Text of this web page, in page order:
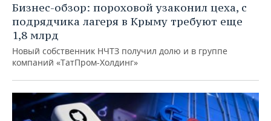
Бизнес-обзор: пороховой узаконил цеха, с
подрядчика лагеря в Крыму требуют еще
1,8 млрд
Новый собственник НЧТЗ получил долю и в группе
компаний «ТатПром-Холдинг»